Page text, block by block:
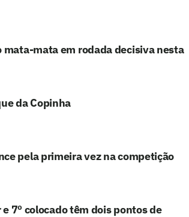
mata em rodada decisiva nesta
da Copinha
pela primeira vez na competição
7º colocado têm dois pontos de